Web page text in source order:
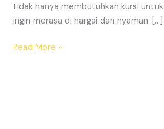
tidak hanya membutuhkan kursi
ingin merasa di hargai dan nyaman. […]
SEWA
Read More »